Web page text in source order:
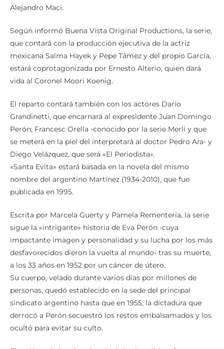
Alejandro Maci.
Según informó Buena Vista Original Productions, la serie,
que contará con la producción ejecutiva de la actriz
mexicana Salma Hayek y Pepe Támez y del propio García,
estará coprotagonizada por Ernesto Alterio, quien dará
vida al Coronel Moori Koenig.
El reparto contará también con los actores Darío
Grandinetti, que encarnará al expresidente Juan Domingo
Perón; Francesc Orella -conocido por la serie Merlí y que
se meterá en la piel del interpretará al doctor Pedro Ara- y
Diego Velázquez, que será «El Periodista».
«Santa Evita» estará basada en la novela del mismo
nombre del argentino Martínez (1934-2010), que fue
publicada en 1995.
Escrita por Marcela Guerty y Pamela Rementería, la serie
sigue la «intrigante» historia de Eva Perón -cuya
impactante imagen y personalidad y su lucha por los más
desfavorecidos dieron la vuelta al mundo- tras su muerte,
a los 33 años en 1952 por un cáncer de útero.
Su cuerpo, velado durante varios días por millones de
personas, quedó establecido en la sede del principal
sindicato argentino hasta que en 1955, la dictadura que
derrocó a Perón secuestró los restos embalsamados y los
ocultó para evitar su culto.